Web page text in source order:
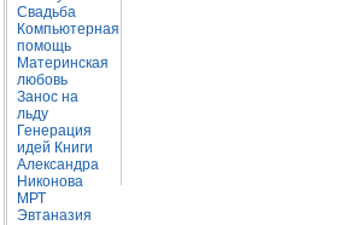
Свадьба
Компьютерная
помощь
Материнская
любовь
Занос на
льду
Генерация
идей Книги
Александра
Никонова
МРТ
Эвтаназия